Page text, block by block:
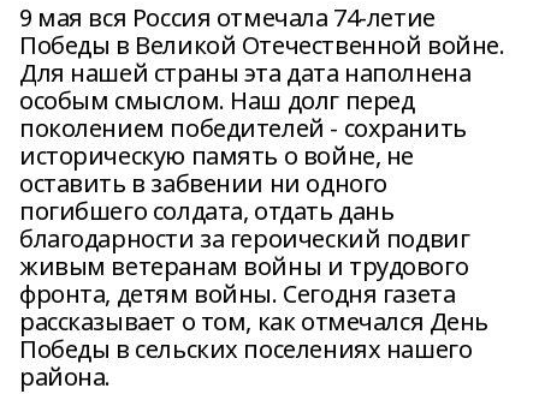
9 мая вся Россия отмечала 74-летие
Победы в Великой Отечественной войне.
Для нашей страны эта дата наполнена
особым смыслом. Наш долг перед
поколением победителей - сохранить
историческую память о войне, не
оставить в забвении ни одного
погибшего солдата, отдать дань
благодарности за героический подвиг
живым ветеранам войны и трудового
фронта, детям войны. Сегодня газета
рассказывает о том, как отмечался День
Победы в сельских поселениях нашего
района.